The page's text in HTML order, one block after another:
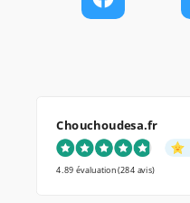
Chouchoudesa.fr
4.89 évaluation(284 avis)